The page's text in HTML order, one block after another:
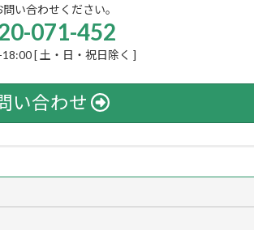
い合わせください。
071-452
[ 土・日・祝日除く ]
い合わせ